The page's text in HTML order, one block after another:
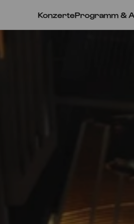
KonzerteProgramm &